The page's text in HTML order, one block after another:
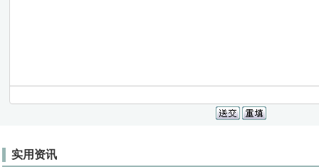
实用资讯